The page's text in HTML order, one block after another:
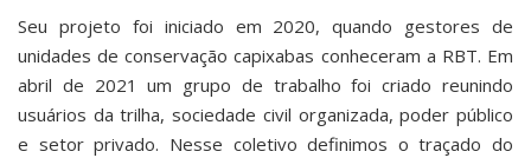
Seu projeto foi iniciado em 2020, quando gestores de
unidades de conservação capixabas conheceram a RBT. Em
abril de 2021 um grupo de trabalho foi criado reunindo
usuários da trilha, sociedade civil organizada, poder público
e setor privado. Nesse coletivo definimos o traçado do